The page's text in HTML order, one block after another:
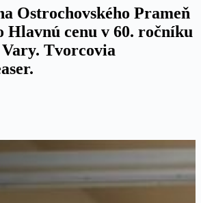
Ostrochovského Prameň
Hlavnú cenu v 60. ročníku
Tvorcovia